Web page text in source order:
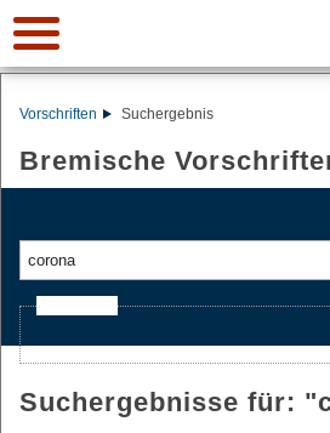
Vorschriften Suchergebnis
Bremische
Suchergebnisse für: "